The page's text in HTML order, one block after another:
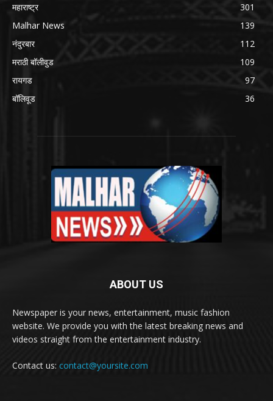
महाराष्ट्र
301
Malhar News
139
नंदुरबार
112
मराठी बॉलीवुड
109
रायगड
97
बॉलिवूड
36
ABOUT US
Newspaper is your news, entertainment, music fashion
website. We provide you with the latest breaking news and
videos straight from the entertainment industry.
Contact us: contact@yoursite.com